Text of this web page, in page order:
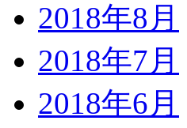
2018年8月
2018年7月
2018年6月